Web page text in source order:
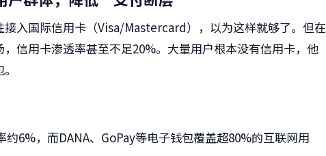
接入国际信用卡（Visa/Mastercard），以为这样就够了。但在
信用卡渗透率甚至不足20%。大量用户根本没有信用卡，他
约6%，而DANA、GoPay等电子钱包覆盖超80%的互联网用